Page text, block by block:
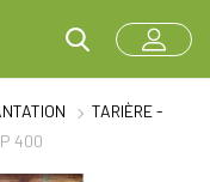
TARIÈRE -
400